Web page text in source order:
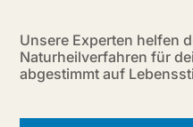
Unsere Experten helfen
Naturheilverfahren für
abgestimmt auf